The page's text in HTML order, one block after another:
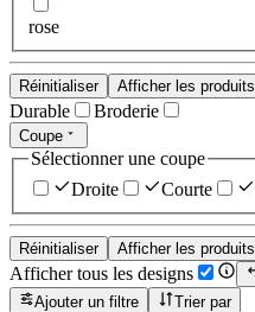
rose
Réinitialiser Afficher les produits
Durable Broderie
Coupe
Sélectionner une coupe
Droite
Courte
Réinitialiser Afficher les produits
Afficher tous les designs
Ajouter un filtre
Trier par